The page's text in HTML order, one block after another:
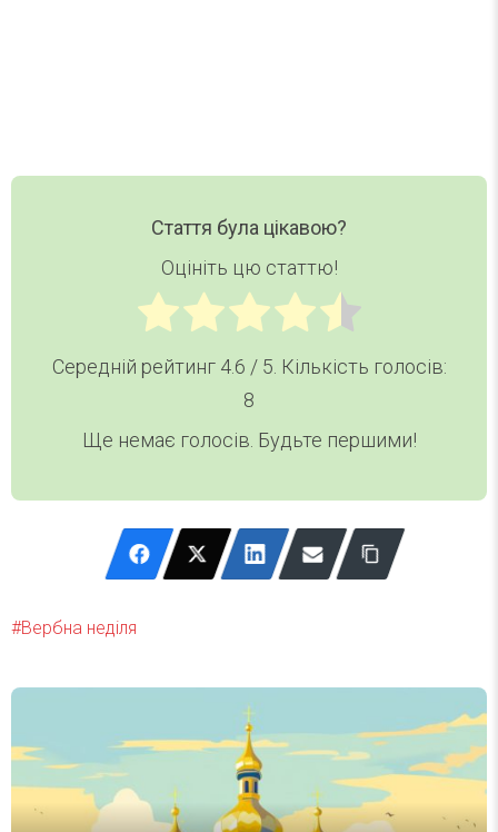
Стаття була цікавою?
Оцініть цю статтю!
Середній рейтинг 4.6 / 5. Кількість голосів:
8
Ще немає голосів. Будьте першими!
Вербна неділя